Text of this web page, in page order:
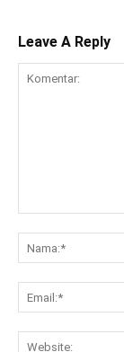
Leave A Reply